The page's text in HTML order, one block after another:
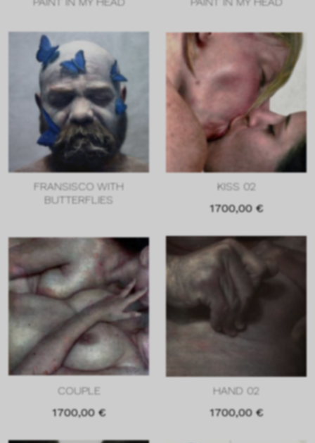
FRANSISCO WITH
BUTTERFLIES
KISS 02
1700,00 €
COUPLE
1700,00 €
HAND 02
1700,00 €